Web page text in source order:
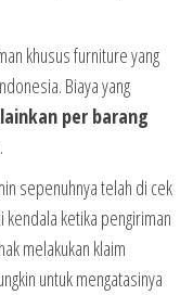
khusus furniture yang
Biaya yang
per barang
sepenuhnya telah di cek
ketika pengiriman
melakukan klaim
untuk mengatasinya